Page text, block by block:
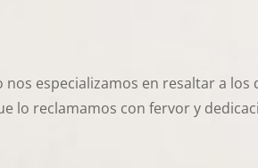
especializamos en resaltar a los
lo reclamamos con fervor y